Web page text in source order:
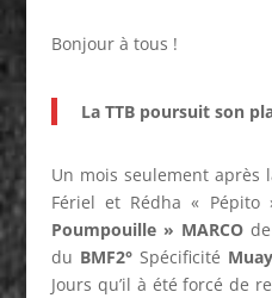
Bonjour à tous !
La TTB poursuit son
Un mois seulement après
Fériel et Rédha « Pépito
Poumpouille » MARCO
du BMF2°Spécificité
Jours qu’il à été forcé de